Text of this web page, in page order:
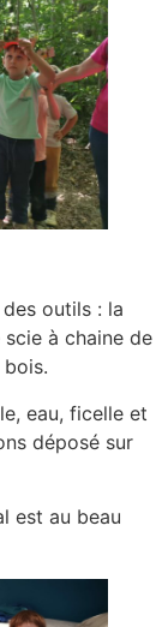
outils : la
à chaine de
eau, ficelle et
déposé sur
est au beau